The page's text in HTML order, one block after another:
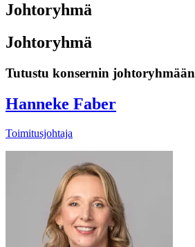
Johtoryhmä
Johtoryhmä
Tutustu konsernin johtoryhmään
Hanneke Faber
Toimitusjohtaja